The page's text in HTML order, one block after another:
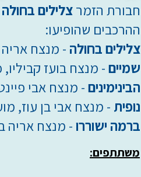
חבורת הזמרצלילים בחולה
ההרכבים שהופיעו:
צלילים בחולה - מנצח
שמיים- מנצח בועז
הבינימינים- מנצח אבי
נופית - מנצח אבי בן עוז,
ברמה ישוררו- מנצח אריה
משתתפים: